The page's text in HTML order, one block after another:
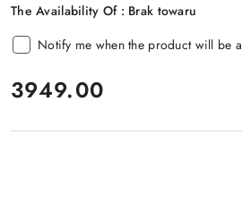
The Availability Of : Brak towaru
Notify me when the product will be
price:
3949.00